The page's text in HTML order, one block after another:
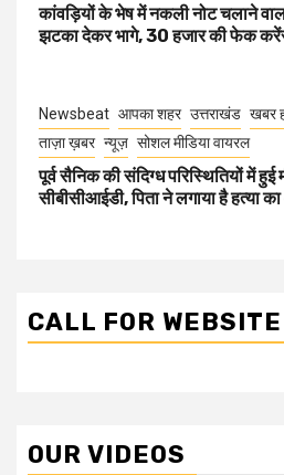
कांवड़ियों के भेष में नकली नोट चलाने
झटका देकर भागे, 30 हजार की फेक
Newsbeat आपका शहर उत्तराखंड खबर
ताज़ा ख़बर न्यूज़ सोशल मीडिया वायरल
पूर्व सैनिक की संदिग्ध परिस्थितियों में
सीबीसीआईडी, पिता ने लगाया है हत्या
CALL FOR
OUR VIDEOS